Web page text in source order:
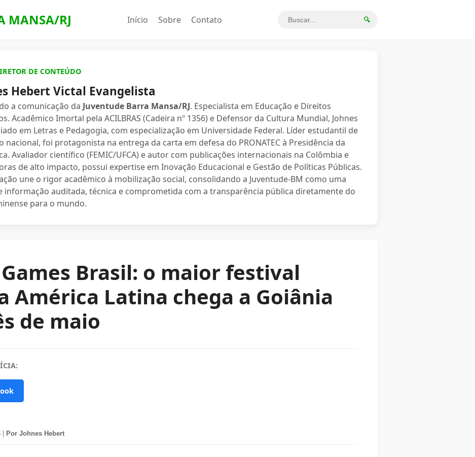
MANSA/RJ Início Sobre Contato 🔍
DE CONTEÚDO
Hebert Victal Evangelista
a comunicação da Juventude Barra Mansa/RJ. Especialista em Educação e Direitos
Acadêmico Imortal pela ACILBRAS (Cadeira nº 1356) e Defensor da Cultura Mundial, Johnes
em Letras e Pedagogia, com especialização em Universidade Federal. Líder estudantil de
nacional, foi protagonista na entrega da carta em defesa do PRONATEC à Presidência da
Avaliador científico (FEMIC/UFCA) e autor com publicações internacionais na Colômbia e
de alto impacto, possui expertise em Inovação Educacional e Gestão de Políticas Públicas.
une o rigor acadêmico à mobilização social, consolidando a Juventude-BM como uma
informação auditada, técnica e comprometida com a transparência pública diretamente do
para o mundo.
Brasil: o maior festival
América Latina chega a Goiânia
de maio
Por Johnes Hebert